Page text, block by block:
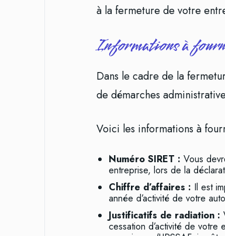
à la fermeture de votre
Informations à
Dans le cadre de la
de démarches
Voici les informations à
Numéro SIRET : Vous
entreprise, lors de la
Chiffre d’affaires : Il est
année d’activité de votre
Justificatifs de radiation :
cessation d’activité de